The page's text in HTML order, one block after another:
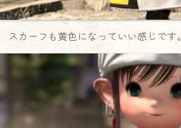
スカーフも黄色になっていい感じです。